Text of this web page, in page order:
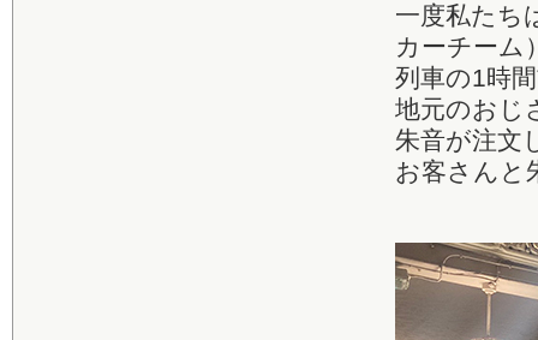
一度私たち
カーチーム
列車の1時
地元のおじ
朱音が注文
お客さんと